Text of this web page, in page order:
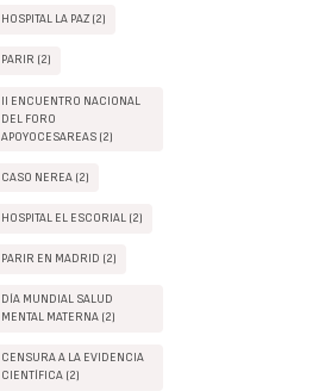
HOSPITAL LA PAZ (2)
PARIR (2)
II ENCUENTRO NACIONAL
DEL FORO
APOYOCESAREAS (2)
CASO NEREA (2)
HOSPITAL EL ESCORIAL (2)
PARIR EN MADRID (2)
DÍA MUNDIAL SALUD
MENTAL MATERNA (2)
CENSURA A LA EVIDENCIA
CIENTÍFICA (2)